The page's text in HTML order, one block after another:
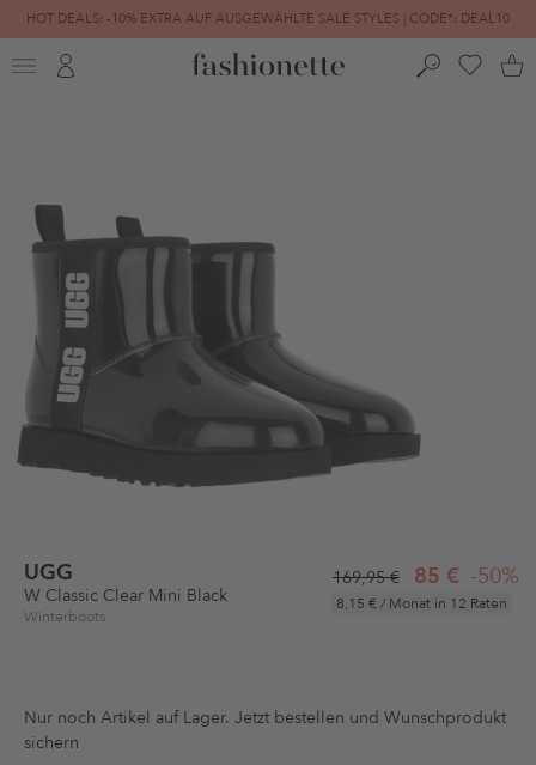
HOT DEALS: -10% EXTRA AUF AUSGEWÄHLTE SALE STYLES | CODE*: DEAL10
FINAL SALE | BIS ZU -80% REDUZIERT
UGG
W Classic Clear Mini Black
Winterboots
169,95 € 85 € -50%
8,15 € / Monat in 12 Raten
Nur noch Artikel auf Lager. Jetzt bestellen und Wunschprodukt
sichern